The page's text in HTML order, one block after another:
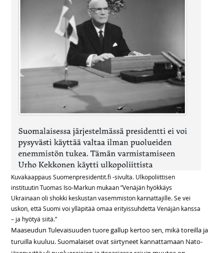
Kuvakaappaus Suomenpresidentit.fi -sivulta. Ulkopoliittisen
instituutin Tuomas Iso-Markun mukaan ”Venäjän hyökkäys
Ukrainaan oli shokki keskustan vasemmiston kannattajille. Se vei
uskon, että Suomi voi ylläpitää omaa erityissuhdetta Venäjän kanssa
– ja hyötyä siitä.”
Maaseudun Tulevaisuuden tuore gallup kertoo sen, mikä toreilla ja
turuilla kuuluu. Suomalaiset ovat siirtyneet kannattamaan Nato-